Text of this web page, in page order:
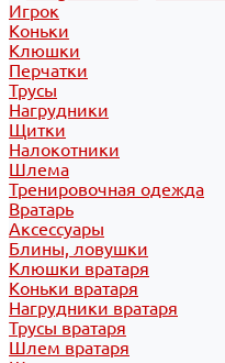
Игрок
Коньки
Клюшки
Перчатки
Трусы
Нагрудники
Щитки
Налокотники
Шлема
Тренировочная одежда
Вратарь
Аксессуары
Блины, ловушки
Клюшки вратаря
Коньки вратаря
Нагрудники вратаря
Трусы вратаря
Шлем вратаря